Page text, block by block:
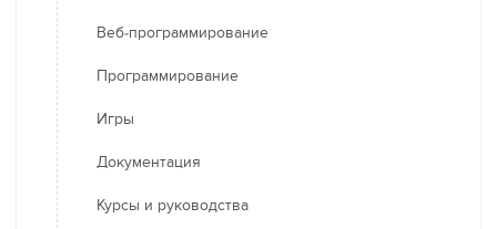
Веб-программирование
Программирование
Игры
Документация
Курсы и руководства